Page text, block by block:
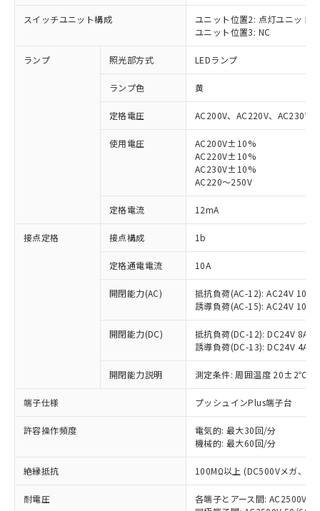
スイッチユニット構成
ユニット位置2: 点灯ユニット
ユニット位置3: NC
ランプ 照光部方式 LEDランプ
ランプ色 黄
定格電圧 AC200V、AC220V、AC230V
使用電圧
AC200V±10%
AC220V±10%
AC230V±10%
AC220～250V
定格電流 12mA
接点定格 接点構成 1b
定格通電電流 10A
開閉能力(AC)
抵抗負荷(AC-12): AC24V 10A/
誘導負荷(AC-15): AC24V
開閉能力(DC)
抵抗負荷(DC-12): DC24V 8A/
誘導負荷(DC-13): DC24V 4A/
開閉能力説明 測定条件: 周囲温度 20±2℃、
端子仕様 プッシュインPlus端子台
許容操作頻度
電気的: 最大30回/分
機械的: 最大60回/分
絶縁抵抗 100MΩ以上 (DC500Vメガ、点
耐電圧
各端子とアース間: AC2500V
ご利用条件
以下の条件をお読みいただき、同意のうえ
本サービスは、当社制御機器事業取扱
商品の当社在庫状況および標準価格
(税抜)を提供させていただくもので
当社制御機器事業取扱商品の中には、
本サービスの対象外となる商品もある
ことをご了承ください。
在庫状況および標準価格照会結果は、
記載している更新日時点での社内デー
タに基づき作成されるものであり、閲
準価格とは異なる場合があることをご
対応済み：EU RoHS指令（10物質）の
非含有に対応した製品が提供可能な商品で
対応予定：EU RoHS指令（10物質）の非含
有に対応した製品に切り替える予定のある
対応予定なし：EU RoHS指令（10物質）の
非含有に非対応の商品で、対応品を出す予
調査・確認中：EU RoHS指令（10物質）の
非含有の対応状況を調査中または確認中の
非該当品：ライセンス料など無形物で、有
害物質有無と関係のない商品です。
仕入先様の事情により、非含有部品として
いたものが、含有品と判明した場合などや
むを得ず変更することがあります。
*EU RoHS指令（10物質）：
鉛(Pb) 1000ppm以下、 水銀(Hg) 1000ppm以下、 カド
六価クロム(Cr(Ⅵ)) 1000ppm以下、ポリ臭化ビフェニル
「○」：最大均質材料含有率が中国RoHSの
基準値以下であることを示します。
「×」：最大均質材料含有率が中国RoHSの
基準値を超えていることを示します。
「－」：未確認です。当社販売部門へお問
当社は、これら貴社製品のうち、外国
為替および外国貿易法に定める商品
（以下｢規制貨物等」という）を輸出
または国外への提供する場合は、日本
国政府の輸出許可(または役務取引許
可)を取得するなどの必要な手続きを